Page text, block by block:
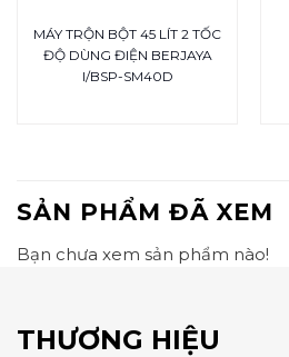
MÁY TRỘN BỘT 45 LÍT 2 TỐC
ĐỘ DÙNG ĐIỆN BERJAYA
I/BSP-SM40D
SẢN PHẨM ĐÃ XEM
Bạn chưa xem sản phẩm nào!
THƯƠNG HIỆU